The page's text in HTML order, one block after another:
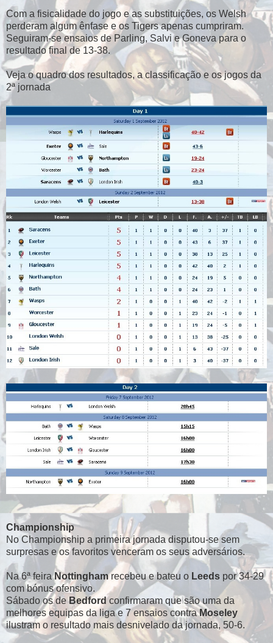
Com a fisicalidade do jogo e as substituições, os Welsh
perderam algum ênfase e os Tigers apenas cumpriram.
Seguiram-se ensaios de Parling, Salvi e Goneva para o
resultado final de 13-38.
Veja o quadro dos resultados, a classificação e os jogos da
2ª jornada
Championship
No Championship a primeira jornada disputou-se sem
surpresas e os favoritos venceram os seus adversários.
Na 6ª feiraNottinghamrecebeu e bateu o Leeds por 34-29
com bónus ofensivo.
Sábado os deBedfordconfirmaram que são uma da
melhores equipas da liga e 7 ensaios contraMoseley
ilustram o resultado mais desnivelado da jornada, 50-6.